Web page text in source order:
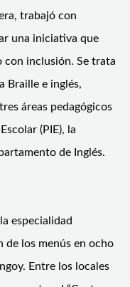
trabajó con
una iniciativa que
con inclusión. Se trata
Braille e inglés,
áreas pedagógicos
(PIE), la
de Inglés.
especialidad
de los menús en ocho
Entre los locales